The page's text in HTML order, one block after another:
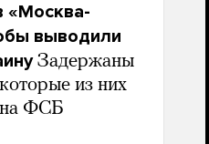
«Москва-
выводили
Задержаны
из них
на ФСБ